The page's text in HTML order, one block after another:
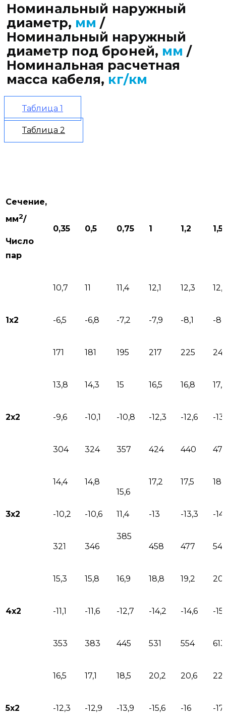
Номинальный наружный
диаметр, мм /
Номинальный наружный
диаметр под броней, мм /
Номинальная расчетная
масса кабеля, кг/км
Таблица 1
Таблица 2
Сечение,
мм2/
Число
пар
0,35 0,5 0,75 1 1,2 1,5
1х2
10,7 11 11,4 12,1 12,3
-6,5 -6,8 -7,2 -7,9 -8,1 -
171 181 195 217 225
2х2
13,8 14,3 15 16,5 16,8 17,5
-9,6 -10,1 -10,8 -12,3 -12,6 -
304 324 357 424 440
3х2
14,4
14,8
15,6
11,4
385
17,2 17,5
-10,2 -10,6 -13 -13,3 -
321 346 458 477
4х2
15,3 15,8 16,9 18,8 19,2
-11,1 -11,6 -12,7 -14,2 -14,6 -
353 383 445 531 554 613
5х2
16,5 17,1 18,5 20,2 20,6 22
-12,3 -12,9 -13,9 -15,6 -16 -